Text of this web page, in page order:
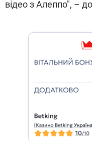
відео з Алеппо", –